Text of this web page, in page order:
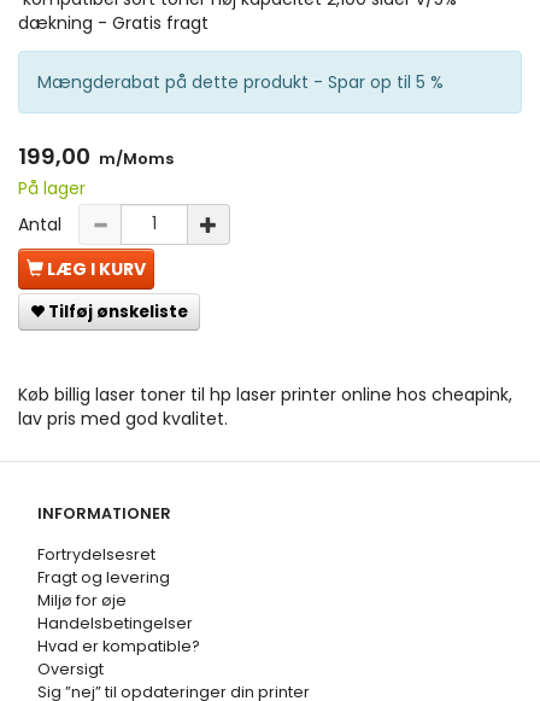
dækning - Gratis fragt
Mængderabat på dette produkt - Spar op til 5 %
199,00 m/Moms
På lager
Antal
LÆG I KURV
Tilføj ønskeliste
Køb billig laser toner til hp laser printer online hos cheapink,
lav pris med god kvalitet.
INFORMATIONER
Fortrydelsesret
Fragt og levering
Miljø for øje
Handelsbetingelser
Hvad er kompatible?
Oversigt
Sig ”nej” til opdateringer din printer